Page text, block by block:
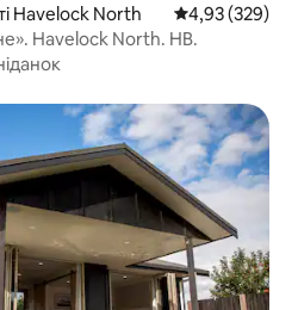
Havelock North Середня
4,93 (329)
Котедж «Не забувай мене». Havelock North. HB.